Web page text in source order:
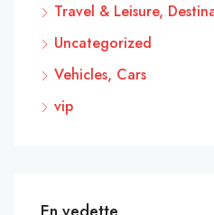
Travel & Leisure,
Uncategorized
Vehicles, Cars
vip